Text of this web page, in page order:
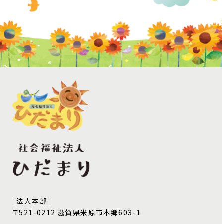
［法人本部］
〒521-0212 滋賀県米原市本郷603-1